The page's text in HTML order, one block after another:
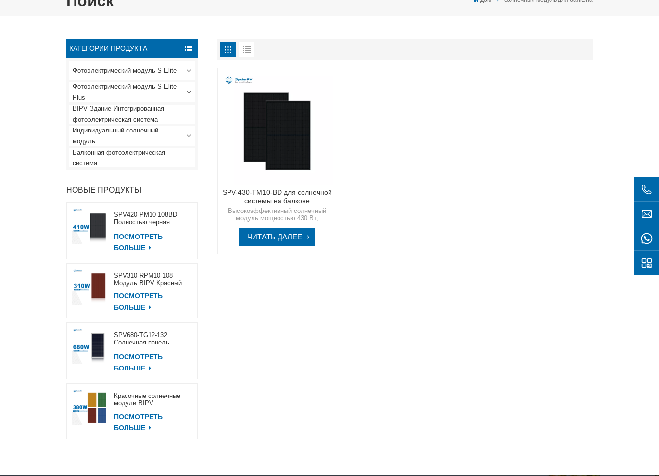
КАТЕГОРИИ ПРОДУКТА
Фотоэлектрический модуль S-Elite
Фотоэлектрический модуль S-Elite
Plus
BIPV Здание Интегрированная
фотоэлектрическая система
Индивидуальный солнечный
модуль
Балконная фотоэлектрическая
система
НОВЫЕ ПРОДУКТЫ
SPV420-PM10-108BD
Полностью черная
400~420 Вт
ПОСМОТРЕТЬ
БОЛЬШЕ
SPV310-RPM10-108
Модуль BIPV Красный
ПОСМОТРЕТЬ
БОЛЬШЕ
SPV680-TG12-132
Солнечная панель
ПОСМОТРЕТЬ
БОЛЬШЕ
Красочные солнечные
модули BIPV
ПОСМОТРЕТЬ
БОЛЬШЕ
SPV-430-TM10-BD для солнечной
системы на балконе
Высокоэффективный солнечный
модуль мощностью 430 Вт,
панели)Выберите SpolarPV для
солнечных батарей на своем
балконе, где мы сочетаем инновации
ЧИТАТЬ ДАЛЕЕ